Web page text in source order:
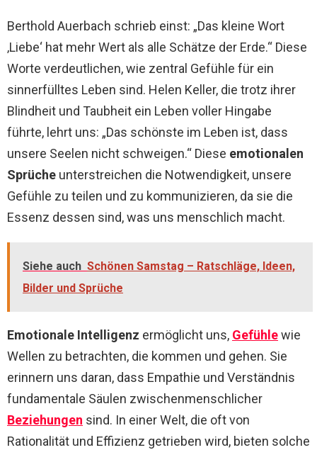
Berthold Auerbach schrieb einst: „Das kleine Wort
‚Liebe‘ hat mehr Wert als alle Schätze der Erde.“ Diese
Worte verdeutlichen, wie zentral Gefühle für ein
sinnerfülltes Leben sind. Helen Keller, die trotz ihrer
Blindheit und Taubheit ein Leben voller Hingabe
führte, lehrt uns: „Das schönste im Leben ist, dass
unsere Seelen nicht schweigen.“ Diese emotionalen
Sprüche unterstreichen die Notwendigkeit, unsere
Gefühle zu teilen und zu kommunizieren, da sie die
Essenz dessen sind, was uns menschlich macht.
Siehe auch Schönen Samstag – Ratschläge, Ideen,
Bilder und Sprüche
Emotionale Intelligenz ermöglicht uns, Gefühlewie
Wellen zu betrachten, die kommen und gehen. Sie
erinnern uns daran, dass Empathie und Verständnis
fundamentale Säulen zwischenmenschlicher
Beziehungen sind. In einer Welt, die oft von
Rationalität und Effizienz getrieben wird, bieten solche